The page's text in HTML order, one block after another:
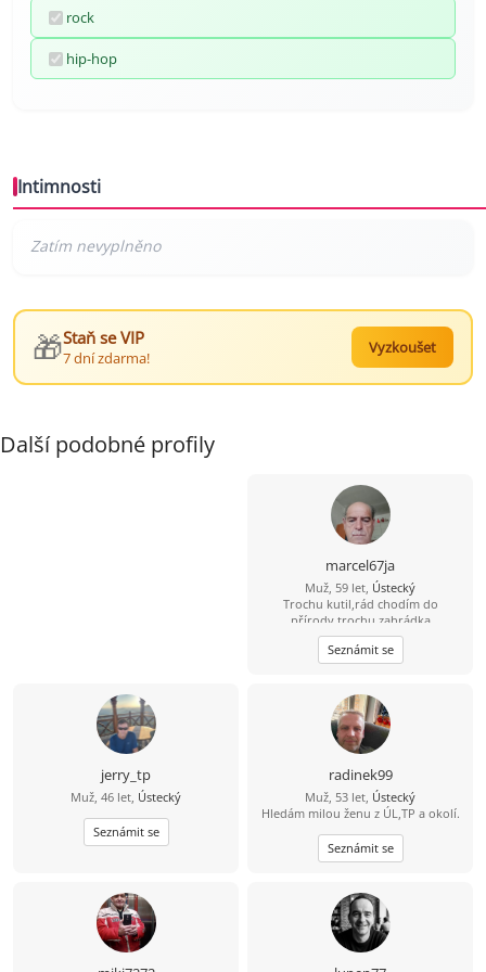
rock
hip-hop
Intimnosti
🎁Staň se VIP
7 dní zdarma!
Vyzkoušet
Další podobné profily
marcel67ja
Muž, 59 let, Ústecký
Trochu kutil,rád chodím do
přírody,trochu zahrádka
Seznámit se
jerry_tp
Muž, 46 let, Ústecký
Seznámit se
radinek99
Muž, 53 let, Ústecký
Hledám milou ženu z ÚL,TP a okolí.
Seznámit se